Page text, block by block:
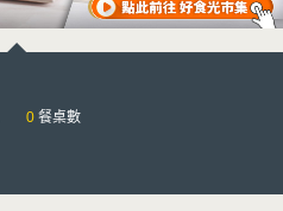
0 餐桌數